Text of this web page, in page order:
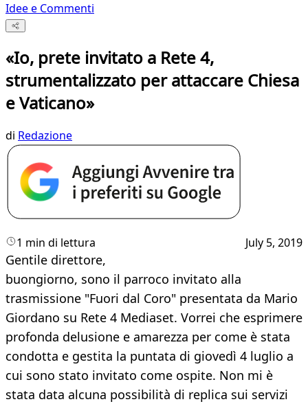
Idee e Commenti
«Io, prete invitato a Rete 4,
strumentalizzato per attaccare Chiesa
e Vaticano»
di Redazione
1 min di lettura July 5, 2019
Gentile direttore,
buongiorno, sono il parroco invitato alla
trasmissione "Fuori dal Coro" presentata da Mario
Giordano su Rete 4 Mediaset. Vorrei che esprimere
profonda delusione e amarezza per come è stata
condotta e gestita la puntata di giovedì 4 luglio a
cui sono stato invitato come ospite. Non mi è
stata data alcuna possibilità di replica sui servizi